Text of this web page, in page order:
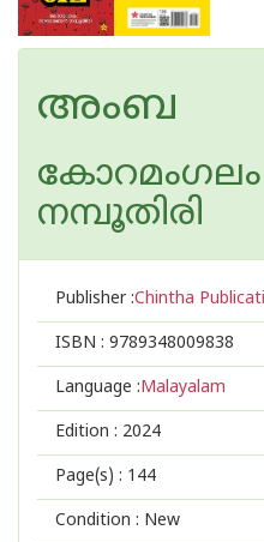
അംബ
നമ്പൂതിരി
Publisher :Chintha
ISBN : 9789348009838
Language :Malayalam
Edition : 2024
Page(s) : 144
Condition : New